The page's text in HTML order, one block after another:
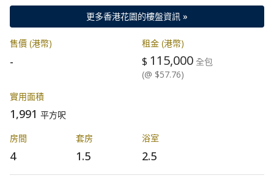
更多香港花園的樓盤資訊 »
售價 (港幣)
-
租金 (港幣)
$ 115,000 全包
(@ $57.76)
實用面積
1,991 平方呎
房間
4
套房
1.5
浴室
2.5